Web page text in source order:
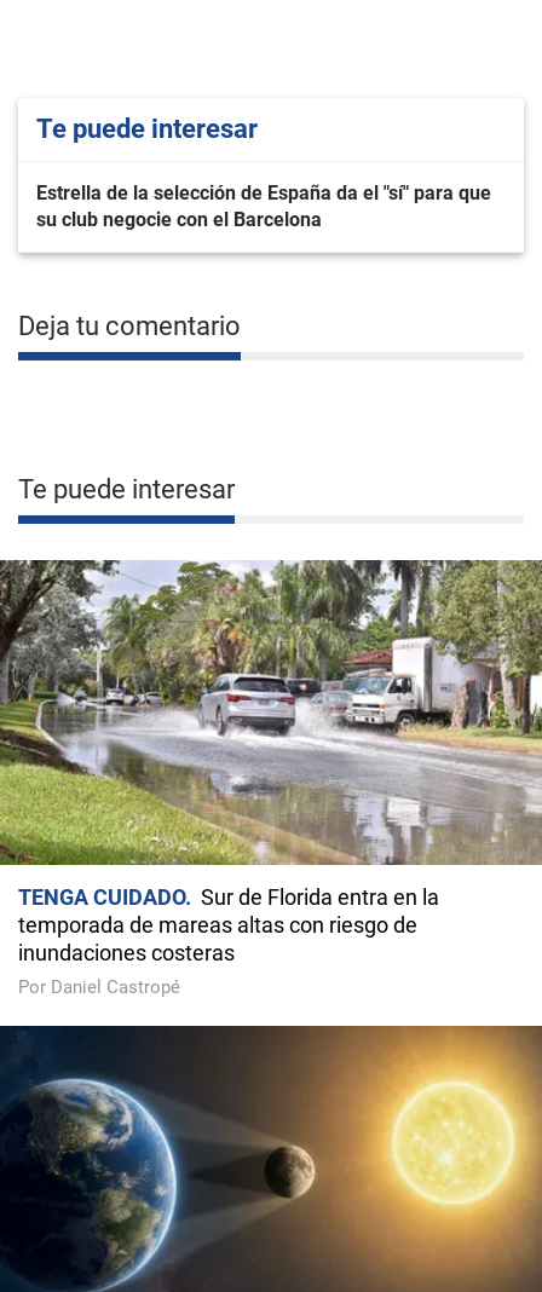
Te puede interesar
Estrella de la selección de España da el "sí" para que
su club negocie con el Barcelona
Deja tu comentario
Te puede interesar
TENGA CUIDADO
Sur de Florida entra en la
temporada de mareas altas con riesgo de
inundaciones costeras
Por Daniel Castropé